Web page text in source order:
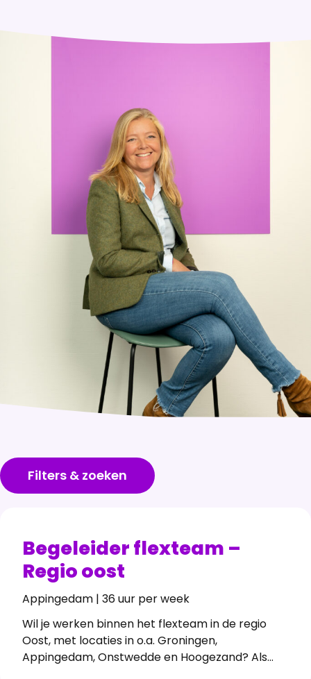
Filters & zoeken
Begeleider flexteam –
Regio oost
Appingedam | 36 uur per week
Wil je werken binnen het flexteam in de regio
Oost, met locaties in o.a. Groningen,
Appingedam, Onstwedde en Hoogezand? Als